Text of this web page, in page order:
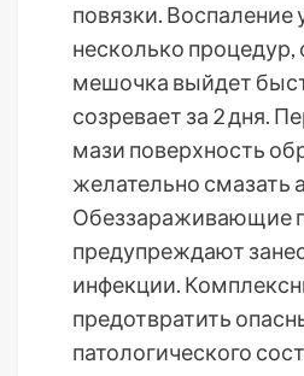
повязки. Воспаление
несколько процедур,
мешочка выйдет
созревает за 2 дня.
мази поверхность
желательно смазать
Обеззараживающие
предупреждают
инфекции.
предотвратить
патологического